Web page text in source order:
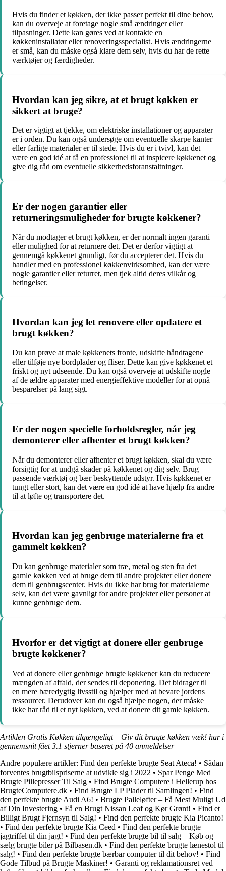
Hvis du finder et køkken, der ikke passer perfekt til dine behov,
kan du overveje at foretage nogle små ændringer eller
tilpasninger. Dette kan gøres ved at kontakte en
køkkeninstallatør eller renoveringsspecialist. Hvis ændringerne
er små, kan du måske også klare dem selv, hvis du har de rette
værktøjer og færdigheder.
Hvordan kan jeg sikre, at et brugt køkken er
sikkert at bruge?
Det er vigtigt at tjekke, om elektriske installationer og apparater
er i orden. Du kan også undersøge om eventuelle skarpe kanter
eller farlige materialer er til stede. Hvis du er i tvivl, kan det
være en god idé at få en professionel til at inspicere køkkenet og
give dig råd om eventuelle sikkerhedsforanstaltninger.
Er der nogen garantier eller
returneringsmuligheder for brugte køkkener?
Når du modtager et brugt køkken, er der normalt ingen garanti
eller mulighed for at returnere det. Det er derfor vigtigt at
gennemgå køkkenet grundigt, før du accepterer det. Hvis du
handler med en professionel køkkenvirksomhed, kan der være
nogle garantier eller returret, men tjek altid deres vilkår og
betingelser.
Hvordan kan jeg let renovere eller opdatere et
brugt køkken?
Du kan prøve at male køkkenets fronte, udskifte håndtagene
eller tilføje nye bordplader og fliser. Dette kan give køkkenet et
friskt og nyt udseende. Du kan også overveje at udskifte nogle
af de ældre apparater med energieffektive modeller for at opnå
besparelser på lang sigt.
Er der nogen specielle forholdsregler, når jeg
demonterer eller afhenter et brugt køkken?
Når du demonterer eller afhenter et brugt køkken, skal du være
forsigtig for at undgå skader på køkkenet og dig selv. Brug
passende værktøj og bær beskyttende udstyr. Hvis køkkenet er
tungt eller stort, kan det være en god idé at have hjælp fra andre
til at løfte og transportere det.
Hvordan kan jeg genbruge materialerne fra et
gammelt køkken?
Du kan genbruge materialer som træ, metal og sten fra det
gamle køkken ved at bruge dem til andre projekter eller donere
dem til genbrugscenter. Hvis du ikke har brug for materialerne
selv, kan det være gavnligt for andre projekter eller personer at
kunne genbruge dem.
Hvorfor er det vigtigt at donere eller genbruge
brugte køkkener?
Ved at donere eller genbruge brugte køkkener kan du reducere
mængden af affald, der sendes til deponering. Det bidrager til
en mere bæredygtig livsstil og hjælper med at bevare jordens
ressourcer. Derudover kan du også hjælpe nogen, der måske
ikke har råd til et nyt køkken, ved at donere dit gamle køkken.
Artiklen Gratis Køkken tilgængeligt – Giv dit brugte køkken væk! har i
gennemsnit fået3.1 stjerner baseret på 40 anmeldelser
Andre populære artikler: Find den perfekte brugte Seat Ateca! • Sådan
forventes brugtbilspriserne at udvikle sig i 2022 • Spar Penge Med
Brugte Pillepresser Til Salg • Find Brugte Computere i Hellerup hos
BrugteComputere.dk • Find Brugte LP Plader til Samlingen! • Find
den perfekte brugte Audi A6! • Brugte Palleløfter – Få Mest Muligt Ud
af Din Investering • Få en Brugt Nissan Leaf og Kør Grønt! • Find et
Billigt Brugt Fjernsyn til Salg! • Find den perfekte brugte Kia Picanto!
• Find den perfekte brugte Kia Ceed • Find den perfekte brugte
jagtriffel til din jagt! • Find den perfekte brugte bil til salg – Køb og
sælg brugte biler på Bilbasen.dk • Find den perfekte brugte lænestol til
salg! • Find den perfekte brugte bærbar computer til dit behov! • Find
Gode Tilbud på Brugte Maskiner! • Garanti og reklamationsret ved